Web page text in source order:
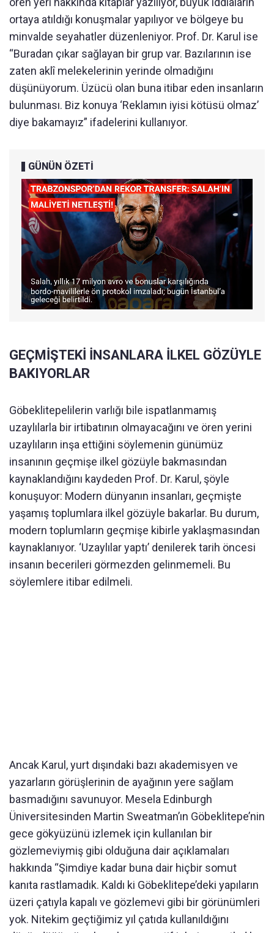
ortaya atıldığı konuşmalar yapılıyor ve bölgeye bu
minvalde seyahatler düzenleniyor. Prof. Dr. Karul ise
“Buradan çıkar sağlayan bir grup var. Bazılarının ise
zaten aklî melekelerinin yerinde olmadığını
düşünüyorum. Üzücü olan buna itibar eden insanların
bulunması. Biz konuya ‘Reklamın iyisi kötüsü olmaz’
diye bakamayız” ifadelerini kullanıyor.
GÜNÜN ÖZETİ
GEÇMİŞTEKİ İNSANLARA İLKEL GÖZÜYLE
BAKIYORLAR
Göbeklitepelilerin varlığı bile ispatlanmamış
uzaylılarla bir irtibatının olmayacağını ve ören yerini
uzaylıların inşa ettiğini söylemenin günümüz
insanının geçmişe ilkel gözüyle bakmasından
kaynaklandığını kaydeden Prof. Dr. Karul, şöyle
konuşuyor: Modern dünyanın insanları, geçmişte
yaşamış toplumlara ilkel gözüyle bakarlar. Bu durum,
modern toplumların geçmişe kibirle yaklaşmasından
kaynaklanıyor. ‘Uzaylılar yaptı’ denilerek tarih öncesi
insanın becerileri görmezden gelinmemeli. Bu
söylemlere itibar edilmeli.
Ancak Karul, yurt dışındaki bazı akademisyen ve
yazarların görüşlerinin de ayağının yere sağlam
basmadığını savunuyor. Mesela Edinburgh
Üniversitesinden Martin Sweatman’ın Göbeklitepe’nin
gece gökyüzünü izlemek için kullanılan bir
gözlemeviymiş gibi olduğuna dair açıklamaları
hakkında “Şimdiye kadar buna dair hiçbir somut
kanıta rastlamadık. Kaldı ki Göbeklitepe’deki yapıların
üzeri çatıyla kapalı ve gözlemevi gibi bir görünümleri
yok. Nitekim geçtiğimiz yıl çatıda kullanıldığını